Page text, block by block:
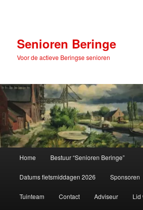
inhoudSenioren Beringe
Voor de actieve Beringse senioren
Home Bestuur “Senioren Beringe”
Datums fietsmiddagen 2026 Sponsoren
Tuinteam Contact Adviseur Lid